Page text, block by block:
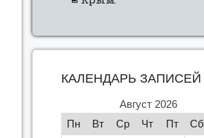
КАЛЕНДАРЬ ЗАПИСЕЙ
Август 2026
Пн
Вт Ср Чт Пт Сб